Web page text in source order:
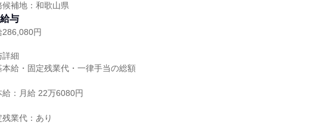
候補地：和歌山県
給与
286,080円
詳細
給・固定残業代・一律手当の総額
給：月給 22万6080円
残業代：あり